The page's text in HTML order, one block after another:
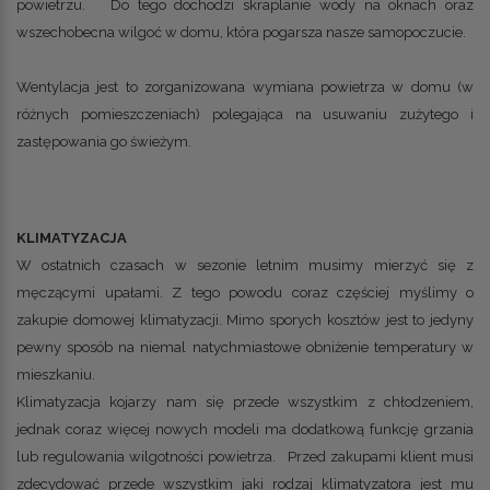
powietrzu. Do tego dochodzi skraplanie wody na oknach oraz
wszechobecna wilgoć w domu, która pogarsza nasze samopoczucie.
Wentylacja jest to zorganizowana wymiana powietrza w domu (w
różnych pomieszczeniach) polegająca na usuwaniu zużytego i
zastępowania go świeżym.
KLIMATYZACJA
W ostatnich czasach w sezonie letnim musimy mierzyć się z
męczącymi upałami. Z tego powodu coraz częściej myślimy o
zakupie domowej klimatyzacji. Mimo sporych kosztów jest to jedyny
pewny sposób na niemal natychmiastowe obniżenie temperatury w
mieszkaniu.
Klimatyzacja kojarzy nam się przede wszystkim z chłodzeniem,
jednak coraz więcej nowych modeli ma dodatkową funkcję grzania
lub regulowania wilgotności powietrza. Przed zakupami klient musi
zdecydować przede wszystkim jaki rodzaj klimatyzatora jest mu